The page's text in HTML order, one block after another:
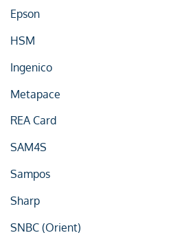
Epson
HSM
Ingenico
Metapace
REA Card
SAM4S
Sampos
Sharp
SNBC (Orient)